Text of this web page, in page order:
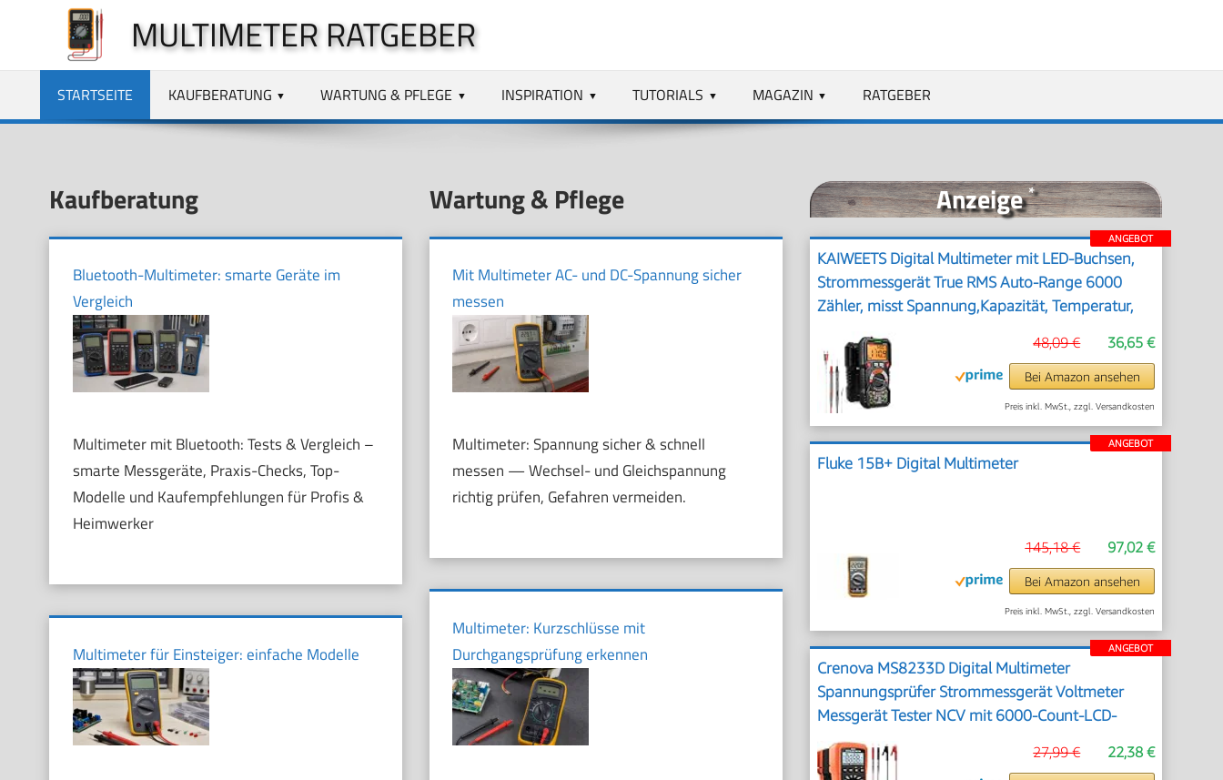
springen
MULTIMETER RATGEBER
STARTSEITE KAUFBERATUNG WARTUNG & PFLEGE INSPIRATION TUTORIALS MAGAZIN RATGEBER
Kaufberatung
Bluetooth-Multimeter: smarte Geräte im
Vergleich
Multimeter mit Bluetooth: Tests & Vergleich –
smarte Messgeräte, Praxis-Checks, Top-
Modelle und Kaufempfehlungen für Profis &
Heimwerker
Multimeter für Einsteiger: einfache Modelle
Wartung & Pflege
Mit Multimeter AC- und DC-Spannung sicher
messen
Multimeter: Spannung sicher & schnell
messen — Wechsel- und Gleichspannung
richtig prüfen, Gefahren vermeiden.
Multimeter: Kurzschlüsse mit
Durchgangsprüfung erkennen
Anzeige*
ANGEBOT
KAIWEETS Digital Multimeter mit LED-Buchsen,
Strommessgerät True RMS Auto-Range 6000
Zähler, misst Spannung,Kapazität, Temperatur,
36,65 €
48,09 €
Bei Amazon ansehen
Preis inkl. MwSt., zzgl. Versandkosten
ANGEBOT
Fluke 15B+ Digital Multimeter
97,02 €
145,18 €
Bei Amazon ansehen
Preis inkl. MwSt., zzgl. Versandkosten
ANGEBOT
Crenova MS8233D Digital Multimeter
Spannungsprüfer Strommessgerät Voltmeter
Messgerät Tester NCV mit 6000-Count-LCD-
Anzeige Hintergrundlicht
22,38 €
27,99 €